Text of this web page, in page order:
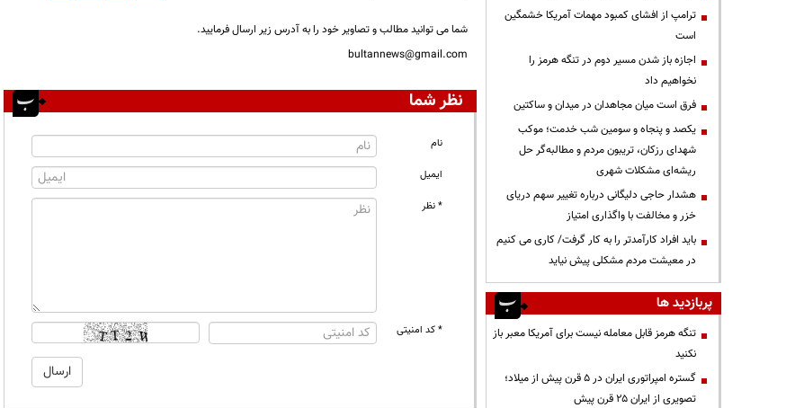
شما می توانید مطالب و تصاویر خود را به آدرس زیر ارسال فرمایید.
bultannews@gmail.com
نظر شما
نام
ایمیل
* نظر
* کد امنیتی
ترامپ از افشای کمبود مهمات آمریکا خشمگین
است
اجازه باز شدن مسیر دوم در تنگه هرمز را
نخواهیم داد
فرق است میان مجاهدان در میدان و ساکتین
یکصد و پنجاه و سومین شب خدمت؛ موکب
شهدای رزکان، تریبون مردم و مطالبه‌گر حل
ریشه‌ای مشکلات شهری
هشدار حاجی دلیگانی درباره تغییر سهم دریای
خزر و مخالفت با واگذاری امتیاز
باید افراد کارآمدتر را به کار گرفت/ کاری می کنیم
در معیشت مردم مشکلی پیش نیاید
پربازدید ها
تنگه هرمز قابل معامله نیست برای آمریکا معبر باز
نکنید
گستره امپراتوری ایران در ۵ قرن پیش از میلاد؛
تصویری از ایران ۲۵ قرن پیش